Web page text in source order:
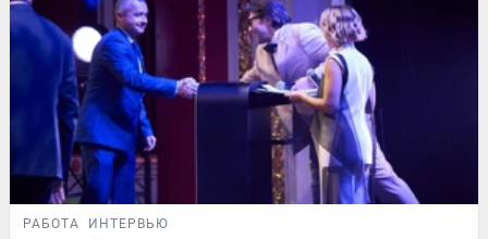
РАБОТА ИНТЕРВЬЮ